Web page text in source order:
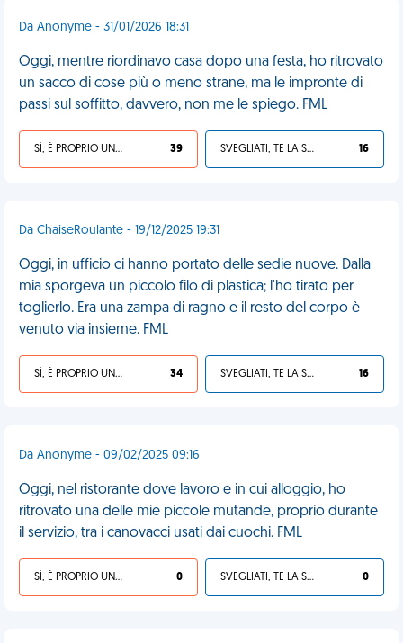
Da Anonyme - 31/01/2026 18:31
Oggi, mentre riordinavo casa dopo una festa, ho ritrovato
un sacco di cose più o meno strane, ma le impronte di
passi sul soffitto, davvero, non me le spiego. FML
SÌ, È PROPRIO UNA VDM! 39 SVEGLIATI, TE LA SEI CERCATA! 16
Da ChaiseRoulante - 19/12/2025 19:31
Oggi, in ufficio ci hanno portato delle sedie nuove. Dalla
mia sporgeva un piccolo filo di plastica; l'ho tirato per
toglierlo. Era una zampa di ragno e il resto del corpo è
venuto via insieme. FML
SÌ, È PROPRIO UNA VDM! 34 SVEGLIATI, TE LA SEI CERCATA! 16
Da Anonyme - 09/02/2025 09:16
Oggi, nel ristorante dove lavoro e in cui alloggio, ho
ritrovato una delle mie piccole mutande, proprio durante
il servizio, tra i canovacci usati dai cuochi. FML
SÌ, È PROPRIO UNA VDM! 0 SVEGLIATI, TE LA SEI CERCATA! 0